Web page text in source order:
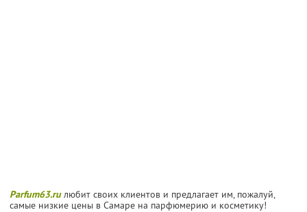
Parfum63.ru любит своих клиентов и предлагает им, пожалуй,
самые низкие цены в Самаре на парфюмерию и косметику!